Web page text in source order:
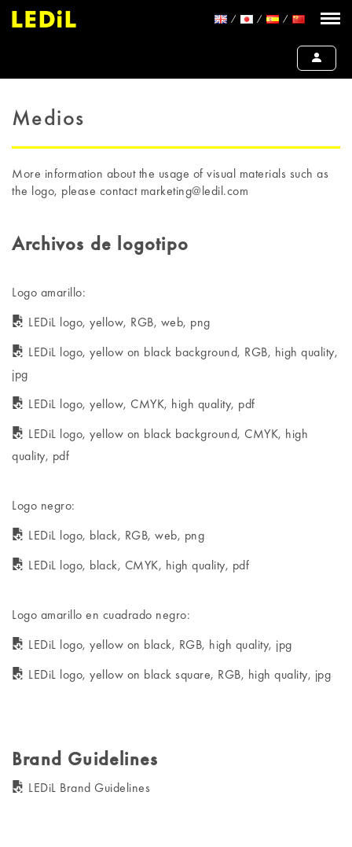
Medios
More information about the usage of visual materials such as
the logo, please contact marketing@ledil.com
Archivos de logotipo
Logo amarillo:
LEDiL logo, yellow, RGB, web, png
LEDiL logo, yellow on black background, RGB, high quality,
jpg
LEDiL logo, yellow, CMYK, high quality, pdf
LEDiL logo, yellow on black background, CMYK, high
quality, pdf
Logo negro:
LEDiL logo, black, RGB, web, png
LEDiL logo, black, CMYK, high quality, pdf
Logo amarillo en cuadrado negro:
LEDiL logo, yellow on black, RGB, high quality, jpg
LEDiL logo, yellow on black square, RGB, high quality, jpg
Brand Guidelines
LEDiL Brand Guidelines